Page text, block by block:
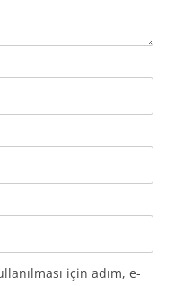
için adım, e-